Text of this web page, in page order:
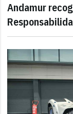
Andamur